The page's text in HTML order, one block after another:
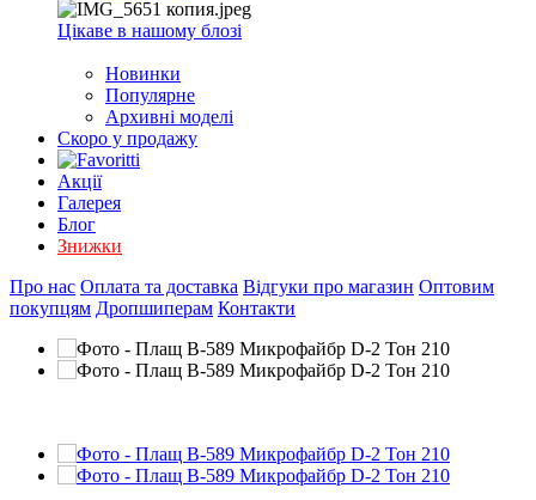
Цікаве в нашому блозі
Новинки
Популярне
Архивні моделі
Скоро у продажу
Акції
Галерея
Блог
Знижки
Про нас Оплата та доставка Відгуки про магазин Оптовим
покупцям Дропшиперам Контакти